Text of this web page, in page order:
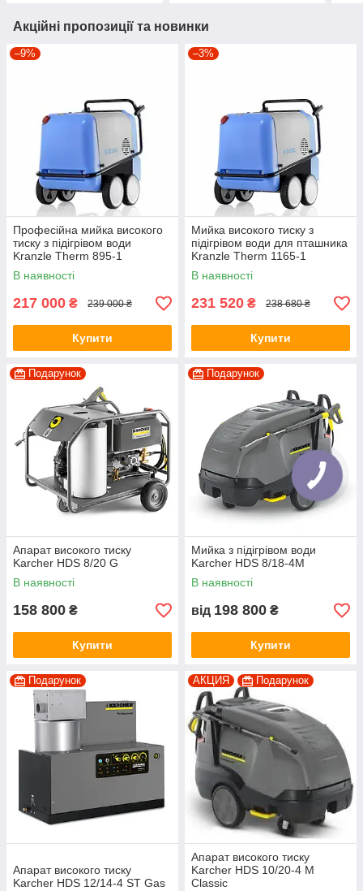
Акційні пропозиції та новинки
–9%
Професійна мийка високого
тиску з підігрівом води
Kranzle Therm 895-1
В наявності
217 000 ₴ 239 000 ₴
Купити
–3%
Мийка високого тиску з
підігрівом води для пташника
Kranzle Therm 1165-1
В наявності
231 520 ₴ 238 680 ₴
Купити
Подарунок
Апарат високого тиску
Karcher HDS 8/20 G
В наявності
158 800 ₴
Купити
Подарунок
Мийка з підігрівом води
Karcher HDS 8/18-4М
В наявності
від 198 800 ₴
Купити
Подарунок
Апарат високого тиску
Karcher HDS 12/14-4 ST Gas
АКЦИЯ Подарунок
Апарат високого тиску
Karcher HDS 10/20-4 M
Classic